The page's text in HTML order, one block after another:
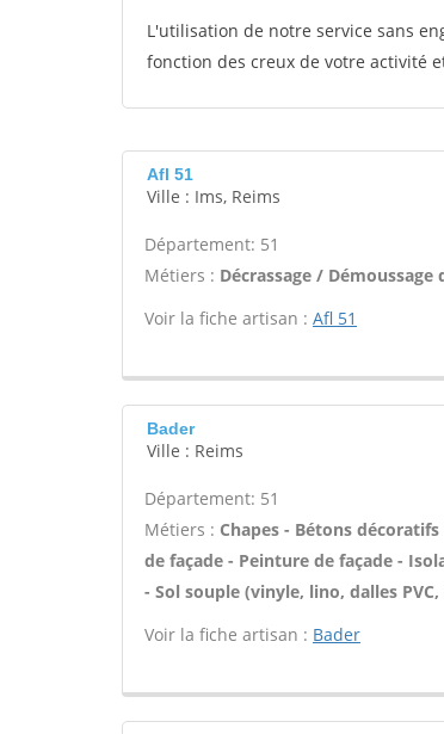
L'utilisation de notre service sans
fonction des creux de votre activité
Afl 51
Ville : Ims, Reims
Département: 51
Métiers : Décrassage /
Voir la fiche artisan : Afl 51
Bader
Ville : Reims
Département: 51
Métiers : Chapes - Bétons
de façade - Peinture de façade -
- Sol souple (vinyle, lino, dalles
Voir la fiche artisan : Bader